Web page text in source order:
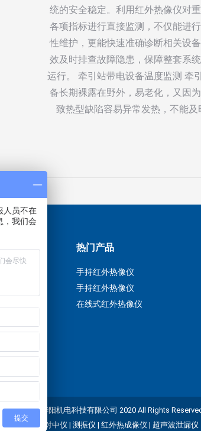
统的安全稳定。利用红外热像仪对
各项指标进行直接监测，不仅能进
性维护，更能快速准确诊断相关设
效及时排查故障隐患，保障整套系
运行。 牵引站带电设备温度监测 牵
备长期裸露在野外，易老化，又因
致热型缺陷容易异常发热，不能及
热门产品
手持红外热像仪
手持红外热像仪
在线式红外热像仪
© 广州华阳机电科技有限公司 2020 All Rights
链接：
激光对中仪 | 测振仪 | 红外热成像仪 | 超声波泄漏仪
人员不在
，我们会
提交